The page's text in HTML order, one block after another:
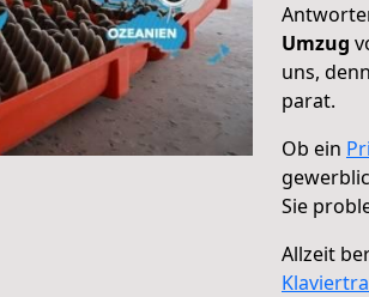
Umzug
uns,
parat.
Ob ein
Sie
Allzeit